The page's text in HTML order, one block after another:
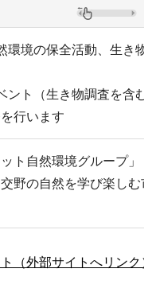
境の保全活動、生き物
ト（生き物調査を含む
行います
ト自然環境グループ」
野の自然を学び楽しむ市
（外部サイトへリンク）